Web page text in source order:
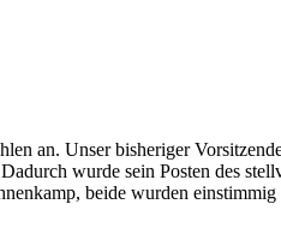
an. Unser bisheriger
wurde sein Posten des
beide wurden